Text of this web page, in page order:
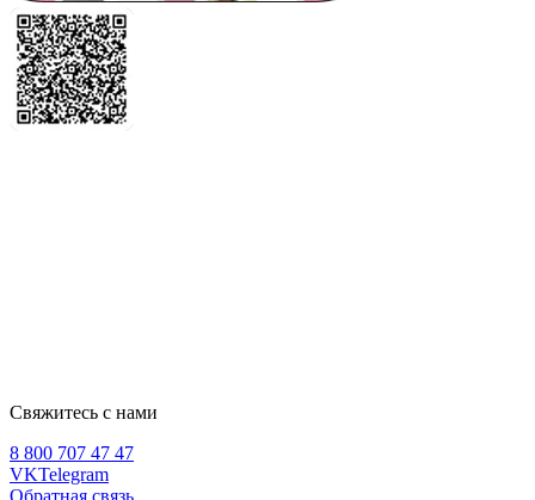
Свяжитесь с нами
8 800 707 47 47
VKTelegram